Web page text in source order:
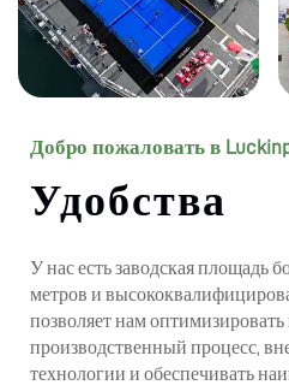
Добро пожаловать в
Удобства
У нас есть заводская площадь
метров и
позволяет нам
производственный процесс,
технологии и обеспечивать